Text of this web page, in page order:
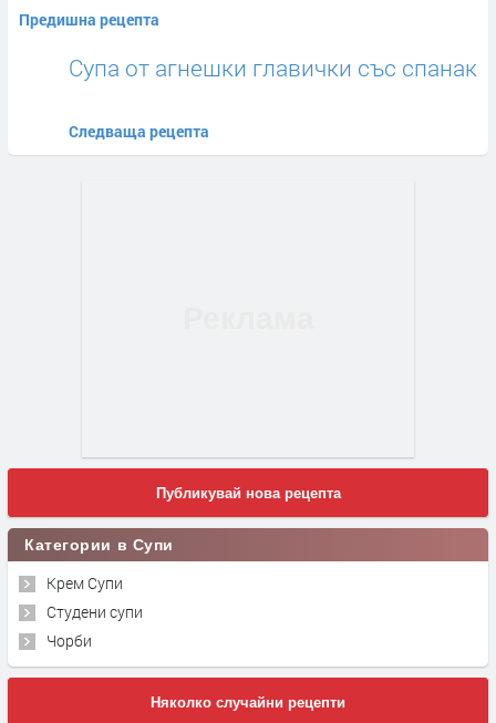
Предишна рецепта
Супа от агнешки главички със спанак
Следваща рецепта
Публикувай нова рецепта
Категории в Супи
Крем Супи
Студени супи
Чорби
Няколко случайни рецепти